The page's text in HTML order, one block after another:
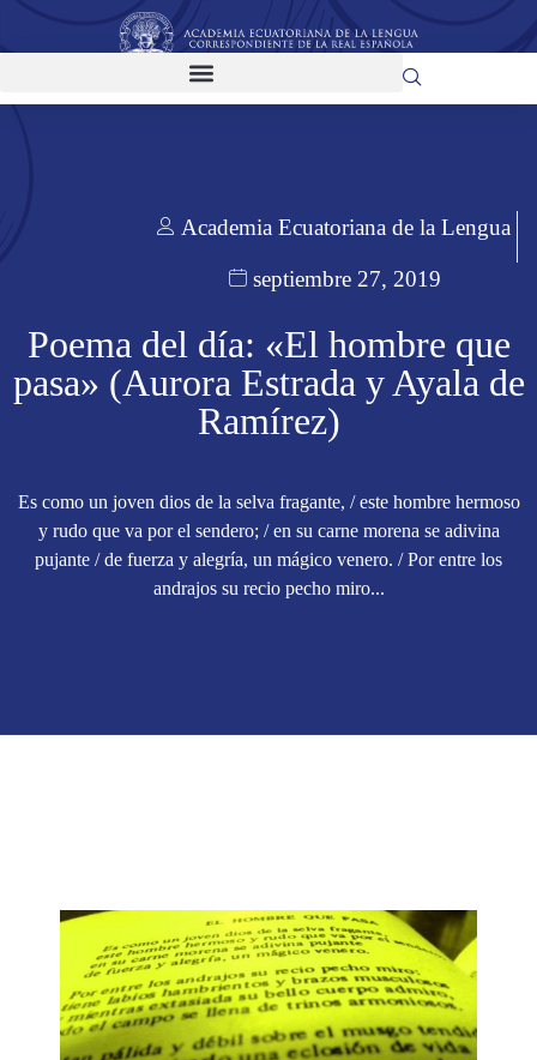
Academia Ecuatoriana de la Lengua
septiembre 27, 2019
Poema del día: «El hombre que
pasa» (Aurora Estrada y Ayala de
Ramírez)
Es como un joven dios de la selva fragante, / este hombre hermoso
y rudo que va por el sendero; / en su carne morena se adivina
pujante / de fuerza y alegría, un mágico venero. / Por entre los
andrajos su recio pecho miro...